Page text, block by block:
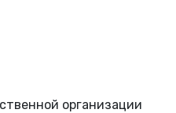
организации